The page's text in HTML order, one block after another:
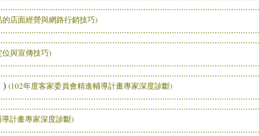
店面經營與網路行銷技巧)
與宣傳技巧)
) (102年度客家委員會精進輔導計畫專家深度診斷)
計畫專家深度診斷)